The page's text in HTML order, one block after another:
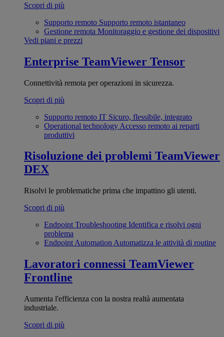
Scopri di più
Supporto remoto Supporto remoto istantaneo
Gestione remota Monitoraggio e gestione dei dispositivi
Vedi piani e prezzi
Enterprise TeamViewer Tensor
Connettività remota per operazioni in sicurezza.
Scopri di più
Supporto remoto IT Sicuro, flessibile, integrato
Operational technology Accesso remoto ai reparti
produttivi
Risoluzione dei problemi TeamViewer
DEX
Risolvi le problematiche prima che impattino gli utenti.
Scopri di più
Endpoint Troubleshooting Identifica e risolvi ogni
problema
Endpoint Automation Automatizza le attività di routine
Lavoratori connessi TeamViewer
Frontline
Aumenta l'efficienza con la nostra realtà aumentata
industriale.
Scopri di più